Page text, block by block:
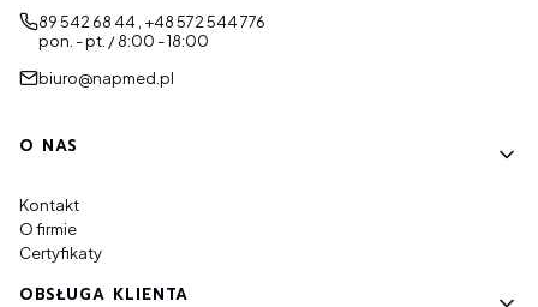
89 542 68 44 , +48 572 544 776
pon. - pt. / 8:00 - 18:00
biuro@napmed.pl
Linki w stopce
O NAS
Kontakt
O firmie
Certyfikaty
OBSŁUGA KLIENTA